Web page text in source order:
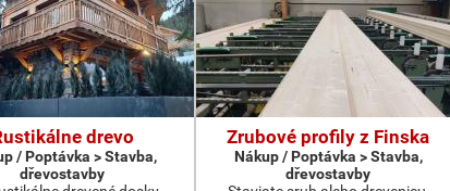
drevo
/ Poptávka > Stavba,
dřevostavby
Zrubové profily z Finska
Nákup / Poptávka > Stavba,
dřevostavby